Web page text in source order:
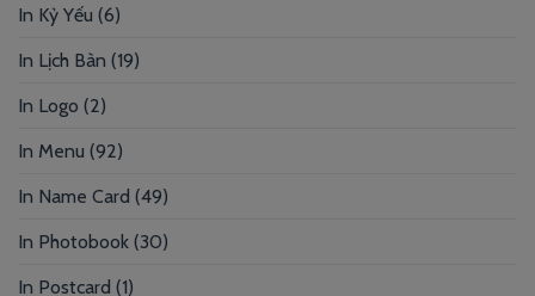
In Kỷ Yếu (6)
In Lịch Bàn (19)
In Logo (2)
In Menu (92)
In Name Card (49)
In Photobook (30)
In Postcard (1)